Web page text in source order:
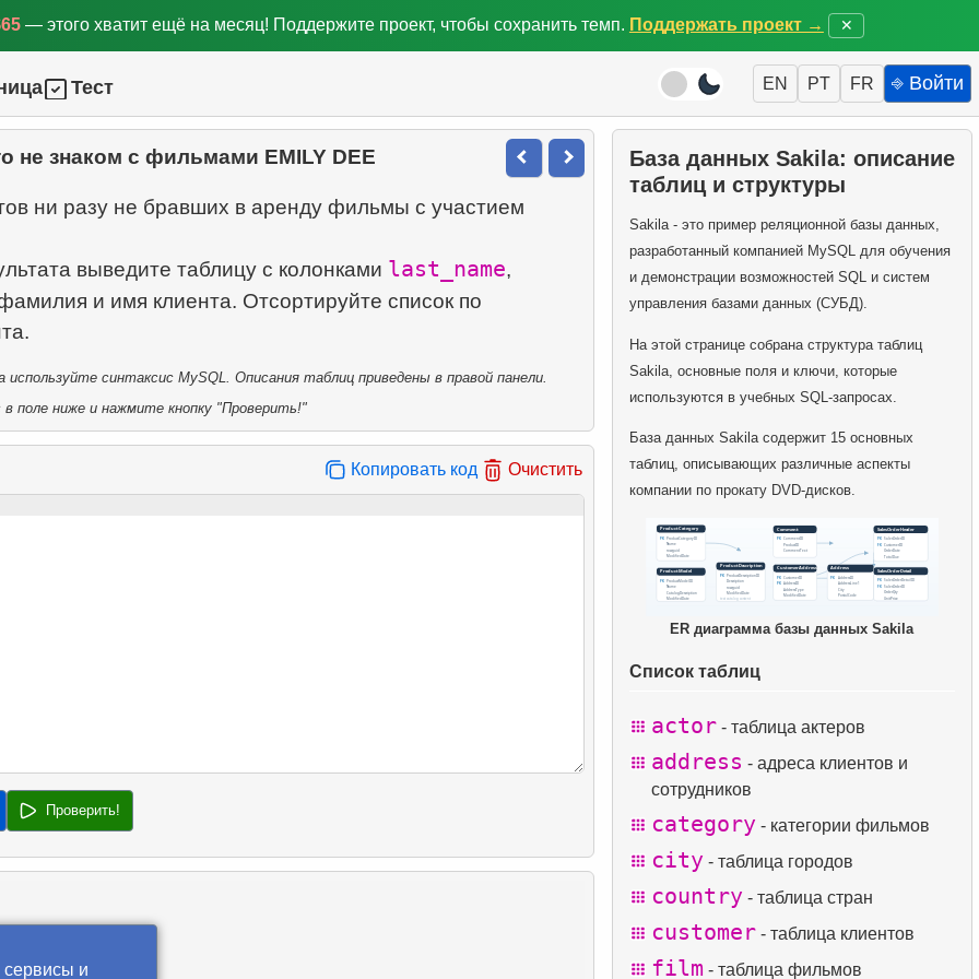
— этого хватит ещё на месяц! Поддержите проект, чтобы сохранить темп. Поддержать проект → ✕
Тест EN PT FR ⎆ Войти
не знаком с фильмами EMILY DEE
ни разу не бравших в аренду фильмы с участием
выведите таблицу с колонками last_name,
и имя клиента. Отсортируйте список по
синтаксис MySQL. Описания таблиц приведены в правой панели.
поле ниже и нажмите кнопку "Проверить!"
Копировать код Очистить
Проверить!
База данных Sakila: описание
таблиц и структуры
Sakila - это пример реляционной базы данных,
разработанный компанией MySQL для обучения
и демонстрации возможностей SQL и систем
управления базами данных (СУБД).
На этой странице собрана структура таблиц
Sakila, основные поля и ключи, которые
используются в учебных SQL-запросах.
База данных Sakila содержит 15 основных
таблиц, описывающих различные аспекты
компании по прокату DVD-дисков.
ER диаграмма базы данных Sakila
Список таблиц
actor - таблица актеров
address - адреса клиентов и
сотрудников
category - категории фильмов
city - таблица городов
country - таблица стран
customer - таблица клиентов
film - таблица фильмов
сервисы и